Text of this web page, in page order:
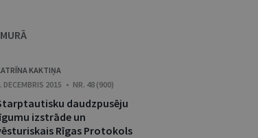
KAKTIŅA
DECEMBRIS 2015 • NR. 48 (900)
daudzpusēju
izstrāde un
Rīgas Protokols